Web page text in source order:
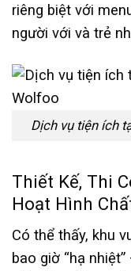
riêng biệt với
người với và trẻ
Dịch vụ tiện ích
Thiết Kế, Thi
Hoạt Hình
Có thể thấy, khu
bao giờ “hạ